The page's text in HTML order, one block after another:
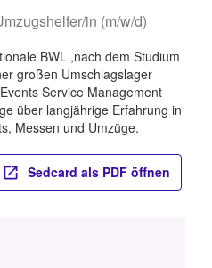
in (m/w/d)
BWL ,nach dem Studium
großen Umschlagslager
Service Management
über langjährige Erfahrung in
Messen und Umzüge.
Sedcard als PDF öffnen